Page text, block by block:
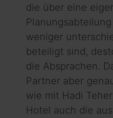
die über eine
weniger
beteiligt sind,
die Absprachen.
Partner aber
wie mit Hadi
Hotel auch die